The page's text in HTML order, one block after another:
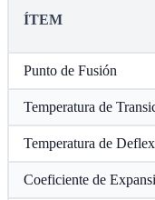
ÍTEM
Punto de Fusión
Temperatura de
Temperatura de
Coeficiente de